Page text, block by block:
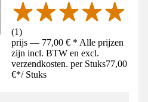
(1)
prijs — 77,00 € * Alle prijzen
zijn incl. BTW en excl.
verzendkosten. per Stuks77,00
€*/ Stuks